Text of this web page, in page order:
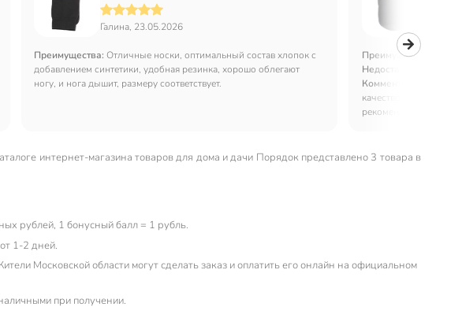
Галина, 23.05.2026
Преимущества:Отличные носки, оптимальный состав хлопок с
добавлением синтетики, удобная резинка, хорошо облегают
ногу, и нога дышит, размеру соответствует.
Преимущества:
Недостатки:
Комментарий:
качество хорошее,
рекомендую!
интернет-магазина товаров для дома и дачи Порядок представлено 3 товара в
рублей, 1 бонусный балл = 1 рубль.
1-2 дней.
Московской области могут сделать заказ и оплатить его онлайн на официальном
при получении.